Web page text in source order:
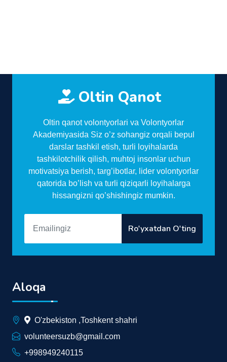
Oltin Qanot
Oltin qanot volontyorlari va Volontyorlar
Akademiyasida Siz o’z sohangiz orqali bepul
darslar tashkil etish, turli loyihalarda
tashkilotchilik qilish, muhtoj insonlar uchun
motivatsiya berish, targ’ibotlar, lider volontyorlar
qatorida bo’lish va turli qiziqarli loyihalarga
hissangizni qo’shishingiz mumkin.
Ro'yxatdan O'ting
Aloqa
O'zbekiston ,Toshkent shahri
volunteersuzb@gmail.com
+998949240115